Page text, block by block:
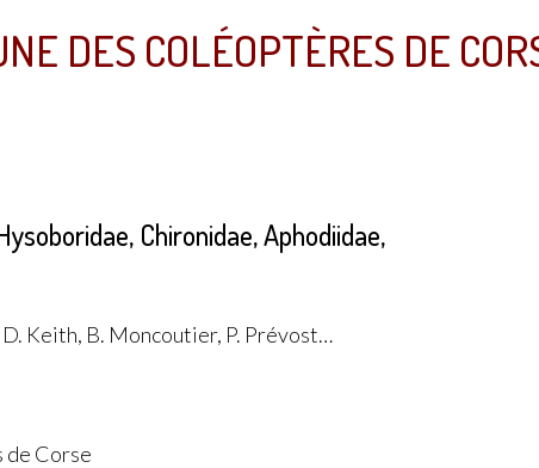
DES COLÉOPTÈRES DE
Chironidae, Aphodiidae,
Keith, B. Moncoutier, P. Prévost…
Corse